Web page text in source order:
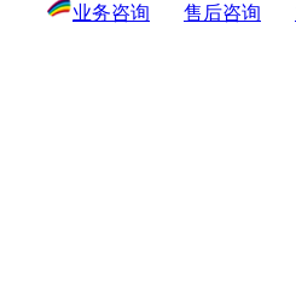
业务咨询 售后咨询